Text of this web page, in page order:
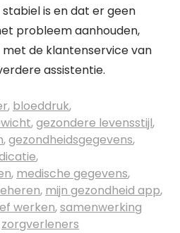
is en dat er geen
probleem aanhouden,
de klantenservice van
assistentie.
, bloeddruk,
,gezondere levensstijl,
,gezondheidsgegevens,
,
, medische gegevens,
, mijn gezondheid app,
werken,samenwerking
zorgverleners